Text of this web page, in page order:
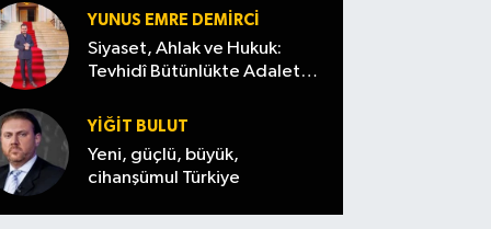
andıla
r
YUNUS EMRE DEMIRCI
Siyaset, Ahlak ve Hukuk:
Tevhidî Bütünlükte Adalet
YİĞİT BULUT
Yeni, güçlü, büyük,
cihanşümul Türkiye